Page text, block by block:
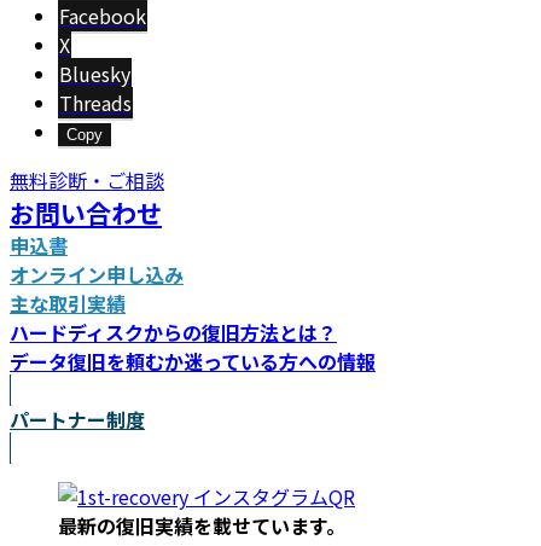
Facebook
X
Bluesky
Threads
Copy
無料診断・ご相談
お問い合わせ
申込書
オンライン申し込み
主な取引実績
ハードディスクからの復旧方法とは？
データ復旧を頼むか迷っている方への情報
パートナー制度
最新の復旧実績を載せています。